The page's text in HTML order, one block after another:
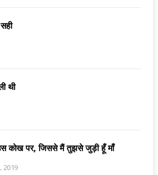
थी
कोख पर, जिससे मैं तुझसे जुड़ी हूँ माँ
2019